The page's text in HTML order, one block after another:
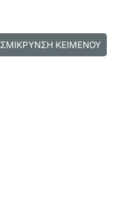
ΣΜΙΚΡΥΝΣΗ ΚΕΙΜΕΝΟΥ